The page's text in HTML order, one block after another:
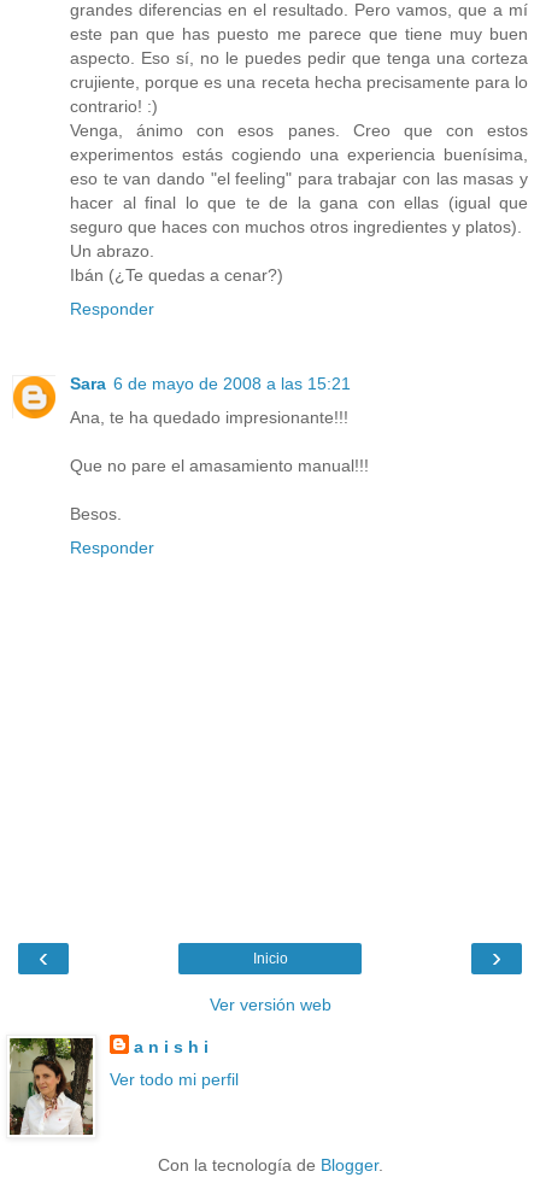
grandes diferencias en el resultado. Pero vamos, que a mí
este pan que has puesto me parece que tiene muy buen
aspecto. Eso sí, no le puedes pedir que tenga una corteza
crujiente, porque es una receta hecha precisamente para lo
contrario! :)
Venga, ánimo con esos panes. Creo que con estos
experimentos estás cogiendo una experiencia buenísima,
eso te van dando "el feeling" para trabajar con las masas y
hacer al final lo que te de la gana con ellas (igual que
seguro que haces con muchos otros ingredientes y platos).
Un abrazo.
Ibán (¿Te quedas a cenar?)
Responder
Sara 6 de mayo de 2008 a las 15:21
Ana, te ha quedado impresionante!!!
Que no pare el amasamiento manual!!!
Besos.
Responder
‹ ›
Inicio
Ver versión web
a n i s h i
Ver todo mi perfil
Con la tecnología de Blogger.